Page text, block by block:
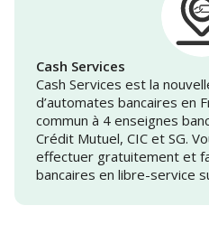
Cash Services
Cash Services est la
d’automates bancaires en
commun à 4 enseignes
Crédit Mutuel, CIC et SG.
effectuer gratuitement et
bancaires en libre-service